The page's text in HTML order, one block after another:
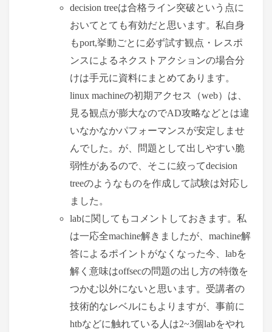
decision treeは合格ライン突破という点に
おいてとても有効だと思います。私自身
もport,挙動ごとに必ず試す観点・レスポ
ンスによるネクストアクションの場合分
けは手元に資料にまとめてあります。
linux machineの初期アクセス（web）は、
見る観点が膨大なのでAD攻略などとは違
いなかなかパフォーマンスが安定しませ
んでした。が、問題として出しやすい脆
弱性があるので、そこに絞ってdecision
treeのようなものを作成して試験は対応し
ました。
labに関してもコメントしておきます。私
は一応全machine解きましたが、machine解
答によるポイントがなくなった今、labを
解く意味はoffsecの問題の出し方の特徴を
つかむ以外にないと思います。受講者の
技術的なレベルにもよりますが、事前に
htbなどに触れている人は2~3個labをやれ